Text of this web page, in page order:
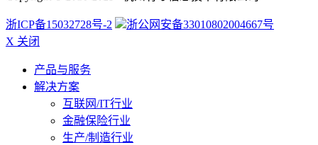
浙ICP备15032728号-2
浙公网安备33010802004667号
X 关闭
产品与服务
解决方案
互联网/IT行业
金融保险行业
生产/制造行业